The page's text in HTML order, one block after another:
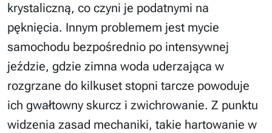
krystaliczną, co czyni je podatnymi na
pęknięcia. Innym problemem jest mycie
samochodu bezpośrednio po intensywnej
jeździe, gdzie zimna woda uderzająca w
rozgrzane do kilkuset stopni tarcze powoduje
ich gwałtowny skurcz i zwichrowanie. Z punktu
widzenia zasad mechaniki, takie hartowanie w